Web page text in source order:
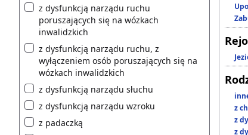
z dysfunkcją narządu ruchu
poruszających się na wózkach
inwalidzkich
z dysfunkcją narządu ruchu, z
wyłączeniem osób poruszających się na
wózkach inwalidzkich
z dysfunkcją narządu słuchu
z dysfunkcją narządu wzroku
z padaczką
z
z
z